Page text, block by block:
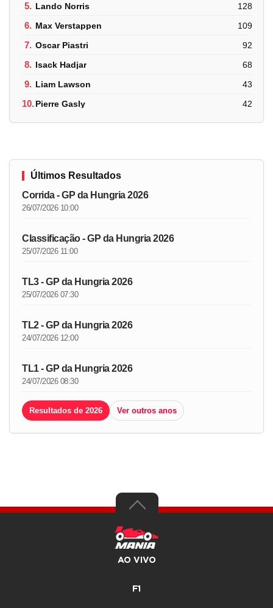
5. Lando Norris 128
6. Max Verstappen 109
7. Oscar Piastri 92
8. Isack Hadjar 68
9. Liam Lawson 43
10.Pierre Gasly 42
Últimos Resultados
Corrida - GP da Hungria 2026
26/07/2026 10:00
Classificação - GP da Hungria 2026
25/07/2026 11:00
TL3 - GP da Hungria 2026
25/07/2026 07:30
TL2 - GP da Hungria 2026
24/07/2026 12:00
TL1 - GP da Hungria 2026
24/07/2026 08:30
Resultados de 2026 Ver outros anos
AO VIVO
F1